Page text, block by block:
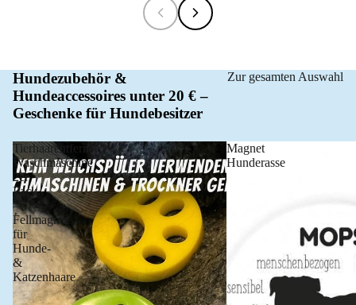
Hundezubehör &
Hundeaccessoires unter 20 € –
Geschenke für Hundebesitzer
Zur gesamten Auswahl
Tierhaarentferner
Waschmaschine
2er
Pack
–
Fellmagnet
für
Hunde-
&
Katzenhaare
Magnet
Hunderasse